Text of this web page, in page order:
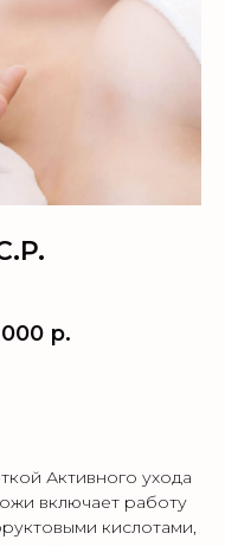
р.
Активного ухода
включает работу
кислотами,